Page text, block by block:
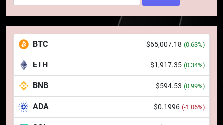
după:
BTC $65,007.18 (0.63%)
ETH $1,917.35 (0.34%)
BNB $594.53 (0.99%)
ADA $0.1996 (-1.06%)
Squid a strâns 6 milioane de
dolari cu sprijinul Ripple, apoi a
pierdut jumătate din aceștia
într-un atac cibernetic în mai
6
Banii digitali și arhitectura
încrederii: O nouă viziune asupra
banilor în era digitală